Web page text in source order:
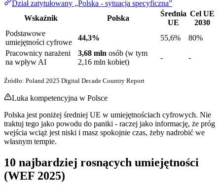
Dział zatytułowany „Polska - sytuacja specyficzna”
Wskaźnik
Polska
Średnia
UE
Cel UE
2030
Podstawowe
umiejętności cyfrowe
44,3% 55,6%
80%
Pracownicy narażeni
na wpływ AI
3,68 mln osób (w tym
2,16 mln kobiet)
- -
Źródło: Poland 2025 Digital Decade Country Report
Luka kompetencyjna w Polsce
Polska jest poniżej średniej UE w umiejętnościach cyfrowych. Nie
traktuj tego jako powodu do paniki - raczej jako informację, że próg
wejścia wciąż jest niski i masz spokojnie czas, żeby nadrobić we
własnym tempie.
10 najbardziej rosnących umiejętności
(WEF 2025)